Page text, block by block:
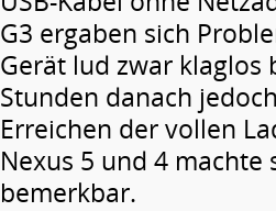
G3 ergaben sich
Gerät lud zwar klaglos
Stunden danach
Erreichen der vollen
Nexus 5 und 4
bemerkbar.